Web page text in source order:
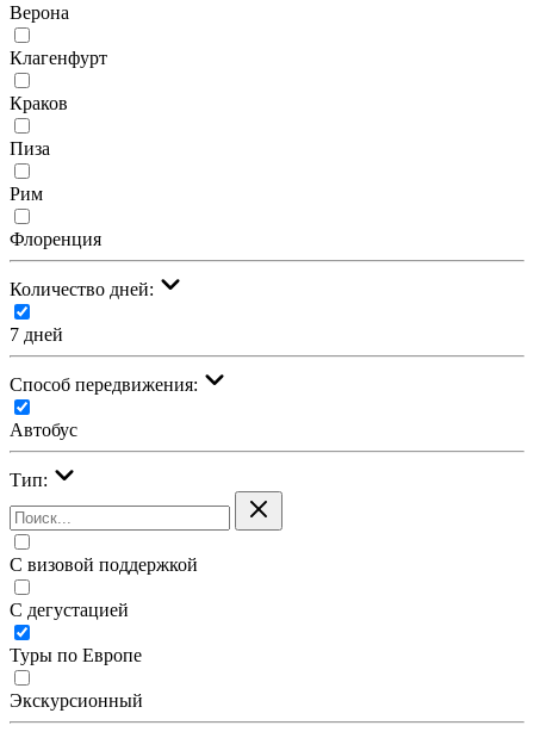
Верона
Клагенфурт
Краков
Пиза
Рим
Флоренция
Количество дней:
7 дней
Cпособ передвижения:
Автобус
Тип:
С визовой поддержкой
С дегустацией
Туры по Европе
Экскурсионный